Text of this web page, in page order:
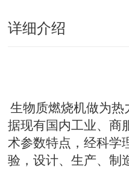
详细介绍
生物质燃烧机做为热
据现有国内工业、商
术参数特点，经科学
验，设计、生产、制